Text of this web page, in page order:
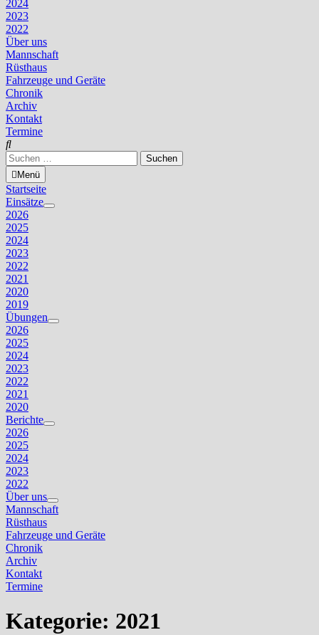
2024
2023
2022
Über uns
Mannschaft
Rüsthaus
Fahrzeuge und Geräte
Chronik
Archiv
Kontakt
Termine
Suchen
nach:Menü
Startseite
Einsätze
Untermenü
2026
2025
2024
2023
2022
2021
2020
2019
Übungen
Untermenü
2026
2025
2024
2023
2022
2021
2020
Berichte
Untermenü
2026
2025
2024
2023
2022
Über uns
Untermenü
anzeigen
Mannschaft
Rüsthaus
Fahrzeuge und Geräte
Chronik
Archiv
Kontakt
Termine
Kategorie: 2021